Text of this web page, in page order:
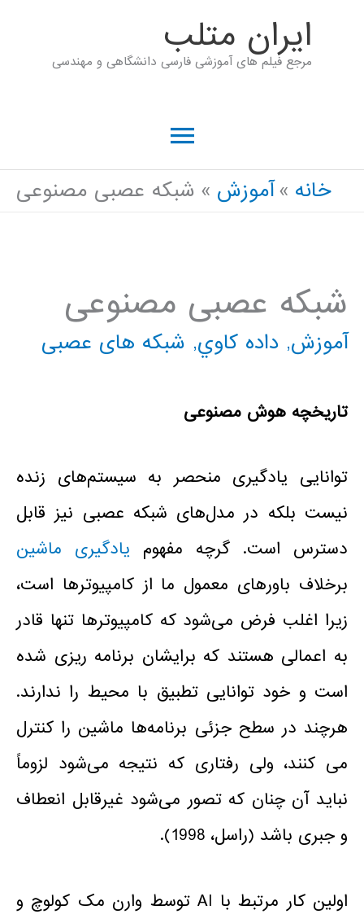
ايران متلب
مرجع فیلم های آموزشی فارسی دانشگاهی و مهندسی
فهرست
اصلی
خانه آموزش شبکه عصبی مصنوعی
شبکه عصبی مصنوعی
آموزش, داده كاوي, شبکه های عصبی
تاریخچه هوش مصنوعی
توانایی یادگیری منحصر به سیستم‌های زنده
نیست بلکه در مدل‌های شبکه عصبی نیز قابل
دسترس است. گرچه مفهوم یادگیری ماشین‌
برخلاف باورهای معمول ما از کامپیوترها است،
زیرا اغلب فرض می‌شود که کامپیوترها تنها قادر
به اعمالی هستند که برایشان برنامه ریزی شده
است و خود توانایی تطبیق با محیط را ندارند.
هرچند در سطح جزئی برنامه‌ها ماشین را کنترل
می کنند، ولی رفتاری که نتیجه می‌شود لزوماً
نباید آن چنان که تصور می‌شود غیرقابل انعطاف
و جبری باشد (راسل، 1998).
اولین کار مرتبط با AI توسط وارن مک کولوچ و